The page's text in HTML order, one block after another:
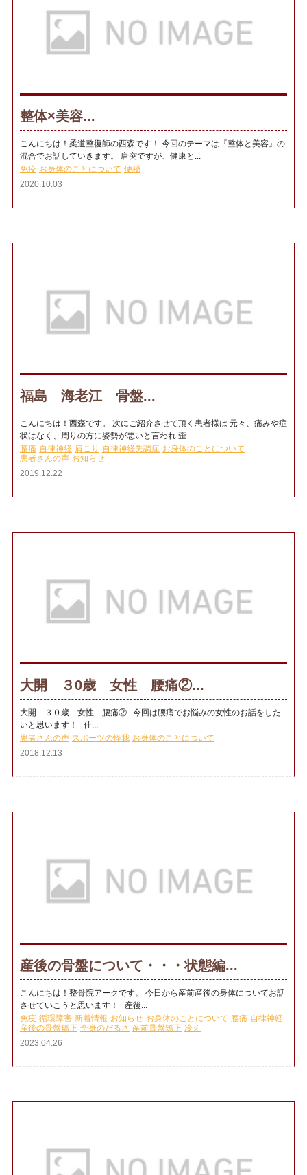
整体×美容...
こんにちは！柔道整復師の西森です！ 今回のテーマは『整体と美容』の
混合でお話していきます。 唐突ですが、健康と...
免疫 お身体のことについて 便秘
2020.10.03
福島 海老江 骨盤...
こんにちは！西森です。 次にご紹介させて頂く患者様は 元々、痛みや症
状はなく、周りの方に姿勢が悪いと言われ 歪...
腰痛 自律神経 肩こり 自律神経失調症 お身体のことについて
患者さんの声 お知らせ
2019.12.22
大開 ３0歳 女性 腰痛②...
大開 ３０歳 女性 腰痛② 今回は腰痛でお悩みの女性のお話をした
いと思います！ 仕...
患者さんの声 スポーツの怪我 お身体のことについて
2018.12.13
産後の骨盤について・・・状態編...
こんにちは！整骨院アークです。 今日から産前産後の身体についてお話
させていこうと思います！ 産後...
免疫 循環障害 新着情報 お知らせ お身体のことについて 腰痛 自律神経
産後の骨盤矯正 全身のだるさ 産前骨盤矯正 冷え
2023.04.26